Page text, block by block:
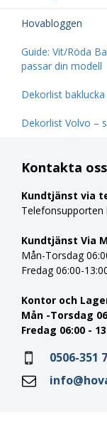
Hovabloggen
Guide: Vit/Röda
passar din modell
Dekorlist
Dekorlist Volvo –
Kontakta oss
Kundtjänst via
Kundtjänst Via
Mån-Torsdag
Fredag 06:00-
Kontor och
Mån -Torsdag
Fredag 06:00 -
0506-351